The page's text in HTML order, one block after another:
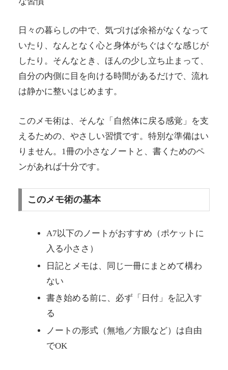
日々の暮らしの中で、気づけば余裕がなくなって
いたり、なんとなく心と身体がちぐはぐな感じが
したり。そんなとき、ほんの少し立ち止まって、
自分の内側に目を向ける時間があるだけで、流れ
は静かに整いはじめます。
このメモ術は、そんな「自然体に戻る感覚」を支
えるための、やさしい習慣です。特別な準備はい
りません。1冊の小さなノートと、書くためのペ
ンがあれば十分です。
このメモ術の基本
A7以下のノートがおすすめ（ポケットに
入る小ささ）
日記とメモは、同じ一冊にまとめて構わ
ない
書き始める前に、必ず「日付」を記入す
る
ノートの形式（無地／方眼など）は自由
でOK